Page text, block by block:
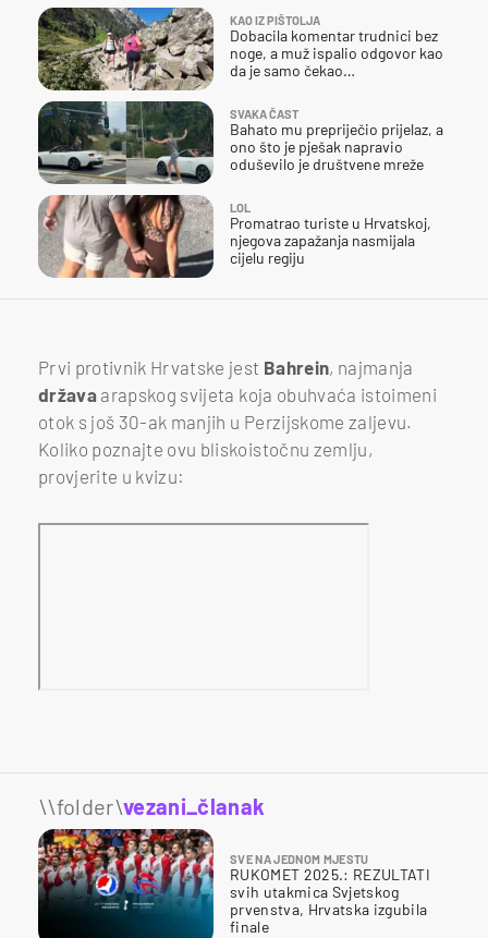
KAO IZ PIŠTOLJA
Dobacila komentar trudnici bez
noge, a muž ispalio odgovor kao
da je samo čekao…
SVAKA ČAST
Bahato mu prepriječio prijelaz, a
ono što je pješak napravio
oduševilo je društvene mreže
LOL
Promatrao turiste u Hrvatskoj,
njegova zapažanja nasmijala
cijelu regiju
Prvi protivnik Hrvatske jest Bahrein, najmanja
država arapskog svijeta koja obuhvaća istoimeni
otok s još 30-ak manjih u Perzijskome zaljevu.
Koliko poznajte ovu bliskoistočnu zemlju,
provjerite u kvizu:
\\folder\vezani_članak
SVE NA JEDNOM MJESTU
RUKOMET 2025.: REZULTATI
svih utakmica Svjetskog
prvenstva, Hrvatska izgubila
finale